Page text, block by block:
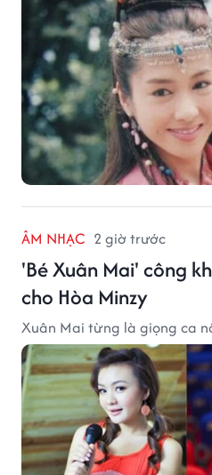
ÂM NHẠC 2 giờ trước
'Bé Xuân Mai' công
cho Hòa Minzy
Xuân Mai từng là giọng ca